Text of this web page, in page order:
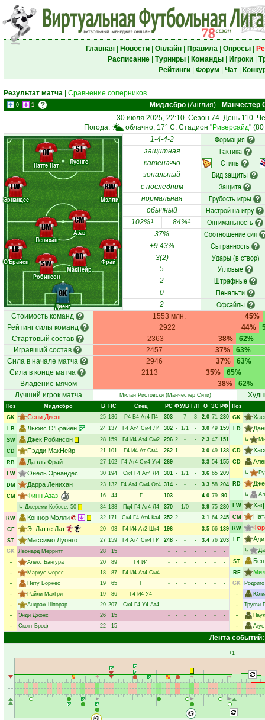
Главная| Новости| Онлайн| Правила| Опросы|
Расписание| Турниры| Команды| Игроки|
Рейтинги| Форум Чат|
Результат матча Сравнение соперников
0 1 Мидлсбро (Англия) - Манчестер
30 июля 2025, 22:10. Сезон 74. День 110.
Погода:
облачно, 17° C. Стадион "Риверсайд"
Диенг
О'Брайен
Робинсон
МакНейр
Фрай
Эрнандес
Ленихан
Азаз
Мэлли
Латте Лат Луонго
GK
LB
SW
CD
RB
LW
DM
CM
RW
CF ST
1-4-4-2 Формация
защитная Тактика
катеначчо Стиль
зональный Вид защиты
с последним Защита
нормальная Грубость игры
обычный Настрой на игру
102%1 84%2 Оптимальность
37% Соотношение сил
+9.43% Сыгранность
3(2) Удары (в створ)
5 Угловые
2 Штрафные
0 Пенальти
2 Офсайды
Стоимость команд 1553 млн.
45%
Рейтинг силы команд
2922 44%
Стартовый состав
2363 38%
62%
Игравший состав
2457 37%
63%
Сила в начале матча
2946 37%
63%
Сила в конце матча
2113 35%
65%
Владение мячом
38%
62%
Лучший игрок матча
Милан Ристовски(Манчестер Сити)
Поз Мидлсбро В НC Спец РC ФУ/В Г/П О ЗС РФ
GK
Сени Диенг 25 136 Р4 В4 Ат4 П4 303 - 7 3 2.0 71 230
LB
Льюис О'Брайен 24 137 Г4 Ат4 См4 Л4 302 - 1/1 - 3.0 49 159
SW
Джек Робинсон 28 159 Г4 И4 Ат4 См2 296 2 - - 2.3 47 151
CD
Пэдди МакНейр 21 101 Г4 И4 Ат См4 262 1 - - 3.0 49 138
RB
Даэль Фрай 27 162 Г4 Ат4 См4 Уг4 269 - - - 3.3 54 155
LW
Онель Эрнандес 30 194 Ск4 Г4 Ат4 Л4 301 - 1/1 - 3.6 65 209
DM
Дарра Ленихан 23 132 Г4 Ат4 См4 От4 314 - - - 3.3 58 204
CM
Финн Азаз 16 44 Г 103 - - - 4.0 79 90
↳ Джереми Кобосе, 50 34 138 Пд4 Г4 Ат4 Л4 370 - 1/0 - 3.9 75 280
RW
Коннор Мэлли 32 171 Ск4 Г4 Ат4 Ка4 352 2 - - 3.1 64 245
CF
Э. Латте Лат 20 93 Г4 И4 Ат2 Шт4 196 - - - 3.5 66 139
ST
Массимо Луонго 27 159 Г4 Ат4 См4 П4 248 - - - 3.4 76 203
GK
Леонард Мерритт 28 15 - - - - - -
-
-
Алекс Бангура 20 89 Г4 И4 - - - - - -
-
-
Маркус Форсс 18 87 Г4 И4 Ат4 См4 - - - - - -
-
-
Нету Боржес 19 65 Г - - - - - -
-
-
Райли МакГри 19 86 Г4 И4 У4 - - - - - -
-
-
Андраж Шпорар 29 207 Ск4 Г4 У4 Ат4 - - - - - -
-
-
Энди Джонс 26 15 - - - - - -
-
-
Скотт Броф 22 15 - - - - - - -
Поз
GK
LD
↳
CD
CD
↳
RD
↳
LW
CM
RW
LF
↳
ST
RF
GK
-
-
Тругви
-
-
Лента событий:
+1